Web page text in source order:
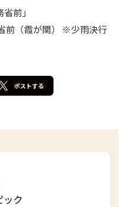
前」
前（霞が関） ※少雨決行
ポストする
ック